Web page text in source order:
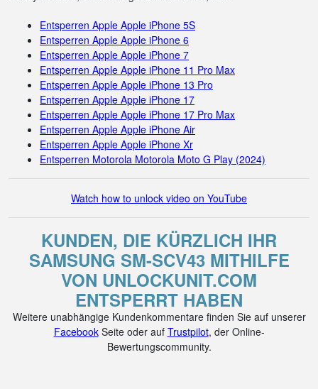
Entsperren Apple Apple iPhone 5S
Entsperren Apple Apple iPhone 6
Entsperren Apple Apple iPhone 7
Entsperren Apple Apple iPhone 11 Pro Max
Entsperren Apple Apple iPhone 13 Pro
Entsperren Apple Apple iPhone 17
Entsperren Apple Apple iPhone 17 Pro Max
Entsperren Apple Apple iPhone Air
Entsperren Apple Apple iPhone Xr
Entsperren Motorola Motorola Moto G Play (2024)
Watch how to unlock video on YouTube
KUNDEN, DIE KÜRZLICH IHR
SAMSUNG SM-SCV43 MITHILFE
VON UNLOCKUNIT.COM
ENTSPERRT HABEN
Weitere unabhängige Kundenkommentare finden Sie auf unserer
FacebookSeite oder auf Trustpilot, der Online-
Bewertungscommunity.